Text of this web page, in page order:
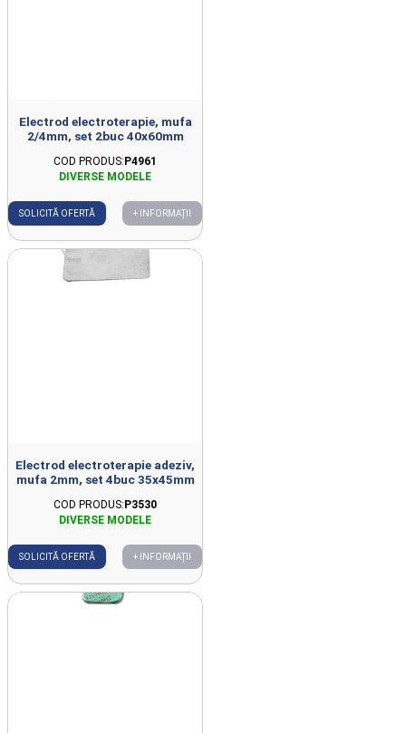
Electrod electroterapie, mufa
2/4mm, set 2buc 40x60mm
COD PRODUS:P4961
SOLICITĂ OFERTĂ + INFORMAȚII
Electrod electroterapie adeziv,
mufa 2mm, set 4buc 35x45mm
COD PRODUS:P3530
SOLICITĂ OFERTĂ + INFORMAȚII